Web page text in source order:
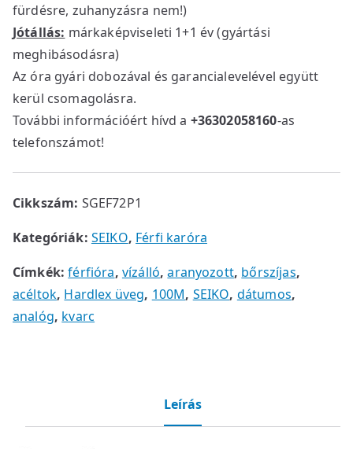
fürdésre, zuhanyzásra nem!)
Jótállás: márkaképviseleti 1+1 év (gyártási
meghibásodásra)
Az óra gyári dobozával és garancialevelével együtt
kerül csomagolásra.
További információért hívd a +36302058160-as
telefonszámot!
Cikkszám: SGEF72P1
Kategóriák: SEIKO, Férfi karóra
Címkék:férfióra, vízálló,aranyozott, bőrszíjas,
acéltok, Hardlex üveg, 100M, SEIKO, dátumos,
analóg, kvarc
Leírás